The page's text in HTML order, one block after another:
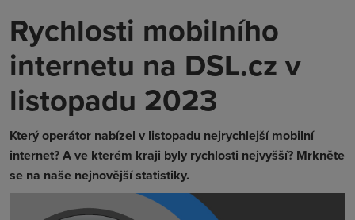
Rychlosti mobilního
internetu na DSL.cz v
listopadu 2023
Který operátor nabízel v listopadu nejrychlejší mobilní
internet? A ve kterém kraji byly rychlosti nejvyšší? Mrkněte
se na naše nejnovější statistiky.